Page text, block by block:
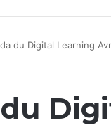
du Digital Learning